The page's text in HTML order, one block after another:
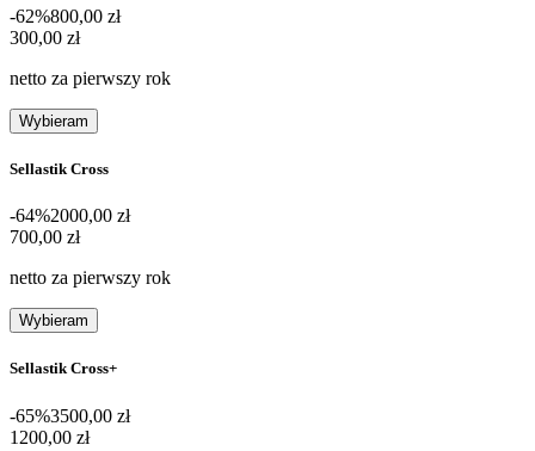
-62%800,00 zł
300,00 zł
300,00 zł
netto za pierwszy rok
Wybieram
Sellastik Cross
-64%2000,00 zł
700,00 zł
700,00 zł
netto za pierwszy rok
Wybieram
Sellastik Cross+
-65%3500,00 zł
1200,00 zł
1200,00 zł